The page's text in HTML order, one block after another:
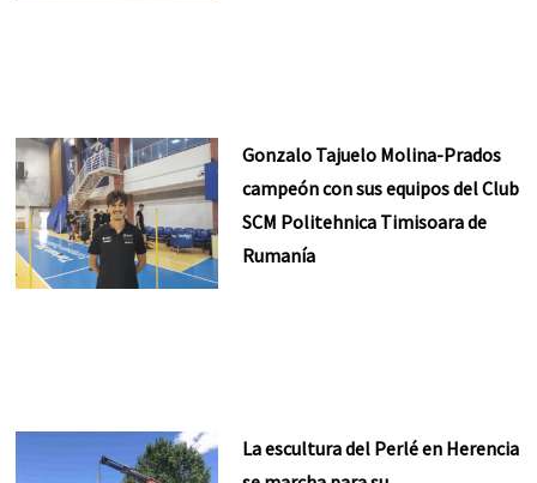
Gonzalo Tajuelo Molina-Prados
campeón con sus equipos del Club
SCM Politehnica Timisoara de
Rumanía
La escultura del Perlé en Herencia